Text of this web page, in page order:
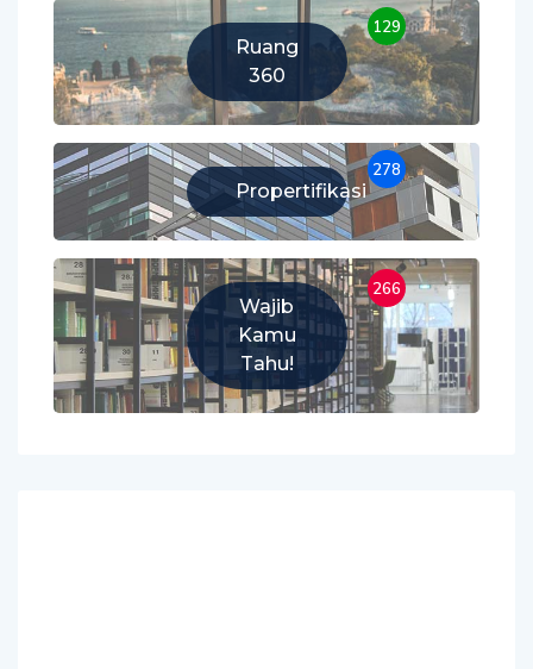
Ruang
360
129
Propertifikasi
278
Wajib
Kamu
Tahu!
266